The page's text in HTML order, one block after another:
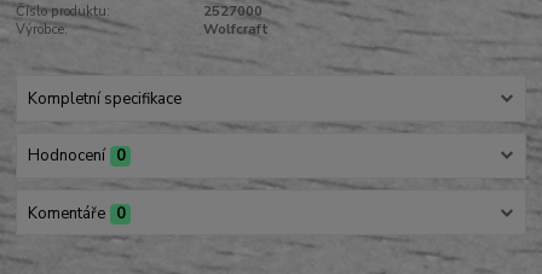
Číslo produktu:
2527000
Výrobce:
Wolfcraft
Kompletní specifikace
Hodnocení 0
Komentáře 0